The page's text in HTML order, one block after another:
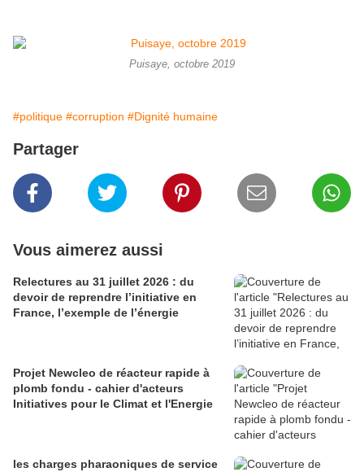
Puisaye, octobre 2019
#politique #corruption #Dignité humaine
Partager
Vous aimerez aussi
Relectures au 31 juillet 2026 : du
devoir de reprendre l’initiative en
France, l’exemple de l’énergie
Projet Newcleo de réacteur rapide à
plomb fondu - cahier d'acteurs
Initiatives pour le Climat et l'Energie
les charges pharaoniques de service